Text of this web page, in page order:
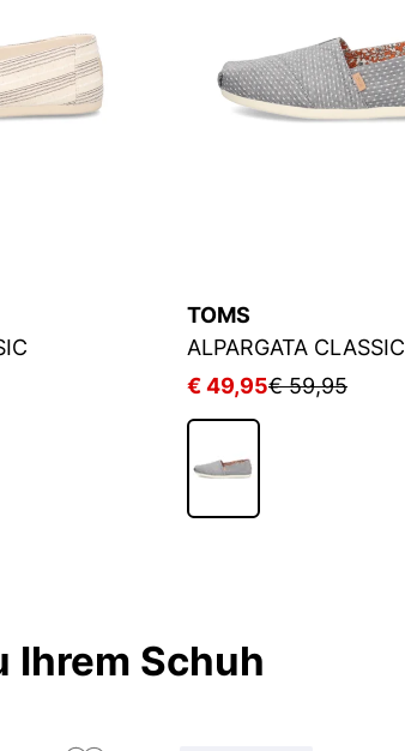
TOMS
ALPARGATA CLASSIC
€ 49,95€ 59,95
Ihrem Schuh